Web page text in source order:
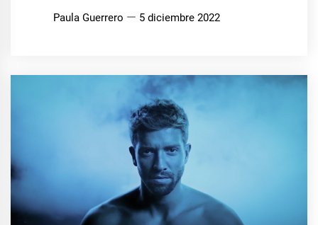
Paula Guerrero 5 diciembre 2022